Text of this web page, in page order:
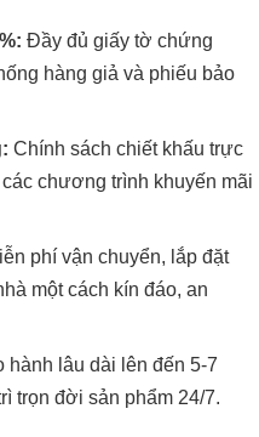
Đầy đủ giấy tờ chứng
hàng giả và phiếu bảo
Chính sách chiết khấu trực
chương trình khuyến mãi
phí vận chuyển, lắp đặt
một cách kín đáo, an
hành lâu dài lên đến 5-7
trọn đời sản phẩm 24/7.